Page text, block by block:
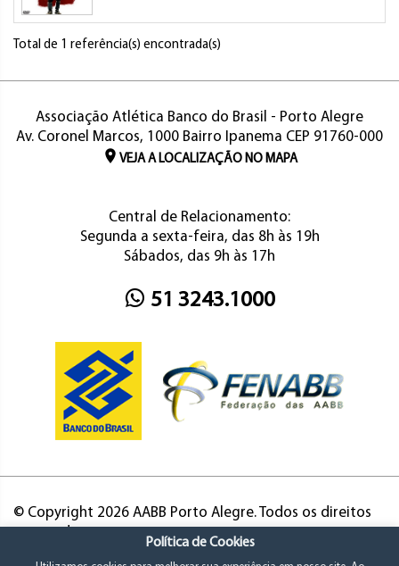
Total de 1 referência(s) encontrada(s)
Associação Atlética Banco do Brasil - Porto Alegre
Av. Coronel Marcos, 1000 Bairro Ipanema CEP 91760-000
VEJA A LOCALIZAÇÃO NO MAPA
Central de Relacionamento:
Segunda a sexta-feira, das 8h às 19h
Sábados, das 9h às 17h
51 3243.1000
© Copyright 2026 AABB Porto Alegre. Todos os direitos
Política de Cookies